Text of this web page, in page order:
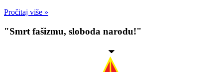
Pročitaj više »
"Smrt fašizmu, sloboda narodu!"